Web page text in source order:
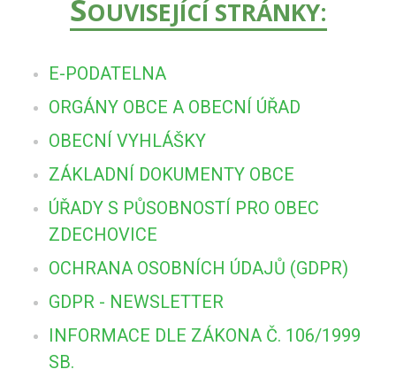
SOUVISEJÍCÍ STRÁNKY:
E-PODATELNA
ORGÁNY OBCE A OBECNÍ ÚŘAD
OBECNÍ VYHLÁŠKY
ZÁKLADNÍ DOKUMENTY OBCE
ÚŘADY S PŮSOBNOSTÍ PRO OBEC
ZDECHOVICE
OCHRANA OSOBNÍCH ÚDAJŮ (GDPR)
GDPR - NEWSLETTER
INFORMACE DLE ZÁKONA Č. 106/1999
SB.